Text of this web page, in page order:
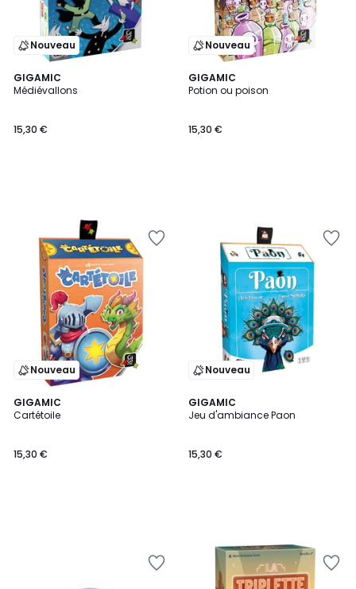
Nouveau
GIGAMIC
Médiévallons
15,30 €
Nouveau
GIGAMIC
Potion ou poison
15,30 €
Nouveau
GIGAMIC
Cartétoile
15,30 €
Nouveau
GIGAMIC
Jeu d'ambiance Paon
15,30 €